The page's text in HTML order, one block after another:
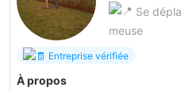
Se
meuse
Entreprise vérifiée
À propos